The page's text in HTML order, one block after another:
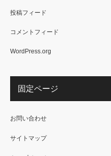
投稿フィード
コメントフィード
WordPress.org
固定ページ
お問い合わせ
サイトマップ